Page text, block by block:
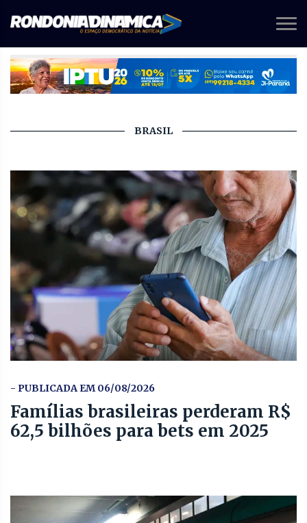
BRASIL
- PUBLICADA EM 06/08/2026
Famílias brasileiras perderam R$
62,5 bilhões para bets em 2025